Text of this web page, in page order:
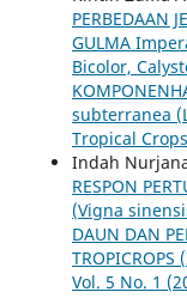
PERBEDAAN
GULMA
Bicolor,
subterranea
Tropical
Indah
RESPON
(Vigna
DAUN DAN
Vol. 5 No. 1